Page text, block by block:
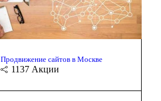
Продвижение сайтов в Москве
1137 Акции